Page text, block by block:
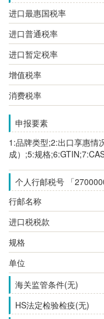
进口最惠国税率
进口普通税率
进口暂定税率
增值税率
消费税率
申报要素
1:品牌类型;2:出口享惠情
成）;5:规格
个人行邮税号 「
行邮名称
进口税税款
规格
单位
海关监管条件(无)
HS法定检验检疫(无)